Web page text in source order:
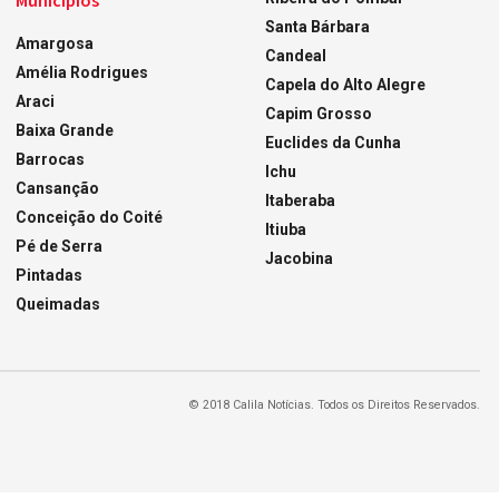
Amargosa
Amélia Rodrigues
Araci
Baixa Grande
Barrocas
Cansanção
Conceição do Coité
Pé de Serra
Pintadas
Queimadas
Santa Bárbara
Candeal
Capela do Alto Alegre
Capim Grosso
Euclides da Cunha
Ichu
Itaberaba
Itiuba
Jacobina
© 2018 Calila Notícias. Todos os Direitos Reservados.